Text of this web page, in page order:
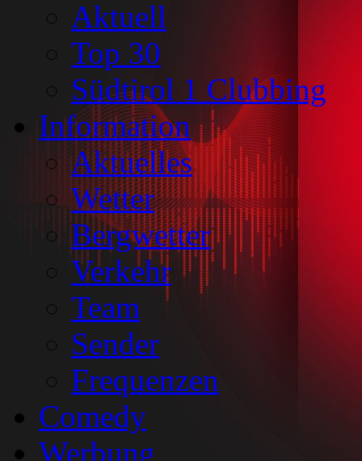
Aktuell
Top 30
Südtirol 1 Clubbing
Information
Aktuelles
Wetter
Bergwetter
Verkehr
Team
Sender
Frequenzen
Comedy
Werbung